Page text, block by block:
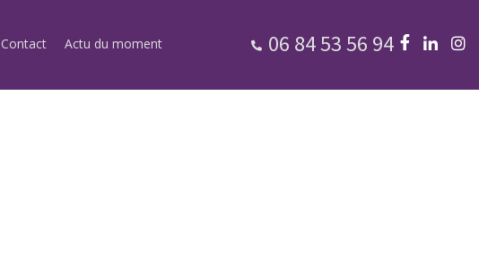
Contact Actu du moment 06 84 53 56 94